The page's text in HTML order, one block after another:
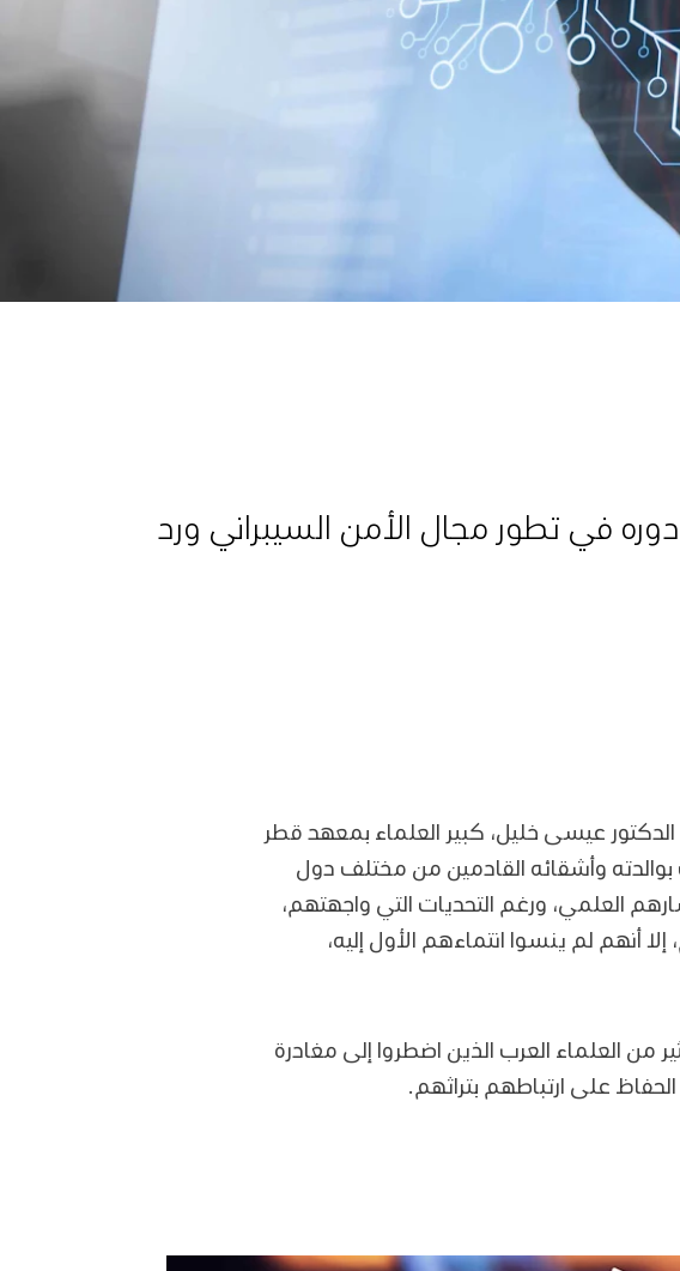
في تطور مجال الأمن السيبراني ورد
عيسى خليل، كبير العلماء بمعهد قطر
وأشقائه القادمين من مختلف دول
العلمي، ورغم التحديات التي واجهتهم،
أنهم لم ينسوا انتماءهم الأول إليه،
من العلماء العرب الذين اضطروا إلى مغادرة
على ارتباطهم بتراثهم.